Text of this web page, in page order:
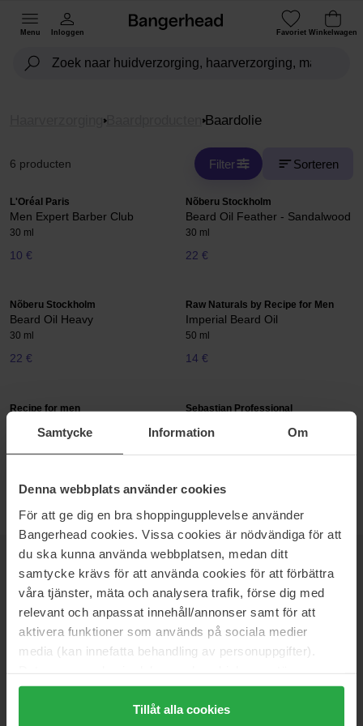
Samtycke Information Om
Denna webbplats använder cookies
För att ge dig en bra shoppingupplevelse använder
Bangerhead cookies. Vissa cookies är nödvändiga för att
du ska kunna använda webbplatsen, medan ditt
samtycke krävs för att använda cookies för att förbättra
våra tjänster, mäta och analysera trafik, förse dig med
relevant och anpassat innehåll/annonser samt för att
aktivera funktioner som används på sociala medier
media (kan innefatta behandling av personuppgifter).
Genom att trycka på "Tillåt alla cookies" accepterar du
alla cookies, medan du under "Detaljer" kan anpassa
Tillåt alla cookies
Menu Inloggen Favoriet Winkelwagen
Baardproducten Baardolie
6 producten Filter Sorteren
L'Oréal Paris
Men Expert Barber Club
30 ml
10 €
Nõberu Stockholm
Beard Oil Feather - Sandalwood
30 ml
22 €
Nõberu Stockholm
Beard Oil Heavy
30 ml
22 €
Raw Naturals by Recipe for Men
Imperial Beard Oil
50 ml
14 €
Recipe for men Sebastian Professional
30 ml
NIEUWSBRIEF
WEES ALS EERSTE OP DE HOOGTE